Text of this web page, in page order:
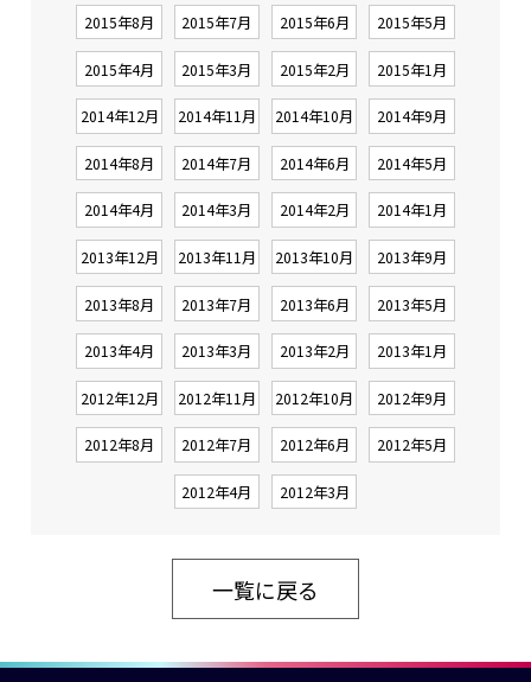
2015年8月 2015年7月 2015年6月 2015年5月
2015年4月 2015年3月 2015年2月 2015年1月
2014年12月 2014年11月 2014年10月 2014年9月
2014年8月 2014年7月 2014年6月 2014年5月
2014年4月 2014年3月 2014年2月 2014年1月
2013年12月 2013年11月 2013年10月 2013年9月
2013年8月 2013年7月 2013年6月 2013年5月
2013年4月 2013年3月 2013年2月 2013年1月
2012年12月 2012年11月 2012年10月 2012年9月
2012年8月 2012年7月 2012年6月 2012年5月
2012年4月 2012年3月
一覧に戻る